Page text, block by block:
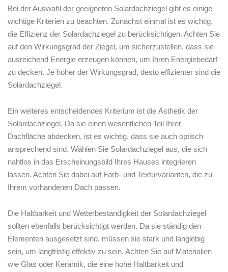
Bei der Auswahl der geeigneten Solardachziegel gibt es einige
⁣wichtige Kriterien zu ⁤beachten. Zunächst einmal ist ⁤es wichtig,
die Effizienz der Solardachziegel zu berücksichtigen. Achten Sie
auf den Wirkungsgrad der Ziegel, um sicherzustellen, ⁤dass sie
ausreichend Energie erzeugen können, um Ihren Energiebedarf
zu decken. Je höher ‌der Wirkungsgrad, ‍desto effizienter sind‍ die
Solardachziegel.
Ein weiteres entscheidendes Kriterium ist die Ästhetik der
Solardachziegel. Da sie einen wesentlichen Teil Ihrer
Dachfläche abdecken, ist es wichtig, dass⁢ sie auch optisch
ansprechend sind. Wählen Sie Solardachziegel aus, die sich
nahtlos in das Erscheinungsbild Ihres Hauses‌ integrieren
lassen. Achten Sie dabei auf Farb- und Texturvarianten, die zu
Ihrem vorhandenen Dach passen.
Die Haltbarkeit und Wetterbeständigkeit der Solardachziegel
sollten ebenfalls berücksichtigt werden. Da sie ständig den
Elementen ausgesetzt⁣ sind, müssen sie stark und langlebig
sein, um langfristig effektiv zu sein. Achten Sie auf Materialien
wie Glas oder Keramik, die eine hohe Haltbarkeit und